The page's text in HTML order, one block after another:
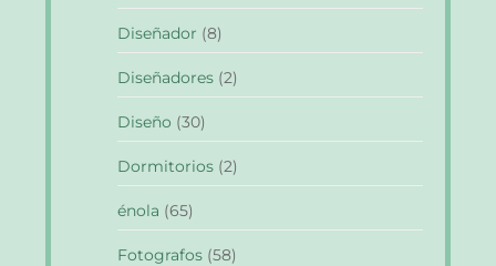
Diseñador (8)
Diseñadores (2)
Diseño (30)
Dormitorios (2)
énola (65)
Fotografos (58)